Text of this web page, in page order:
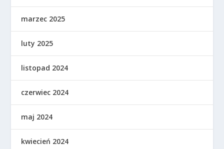
marzec 2025
luty 2025
listopad 2024
czerwiec 2024
maj 2024
kwiecień 2024